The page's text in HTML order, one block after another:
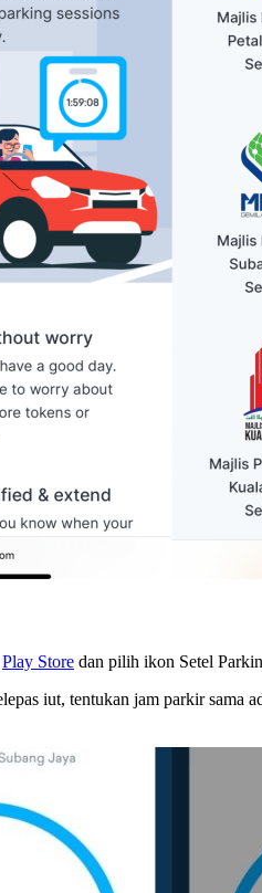
Play Store dan pilih ikon Setel
iut, tentukan jam parkir sama